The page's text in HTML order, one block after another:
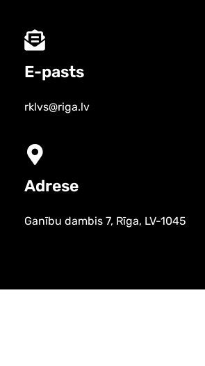
E-pasts
rklvs@riga.lv
Adrese
Ganību dambis 7, Rīga, LV-1045